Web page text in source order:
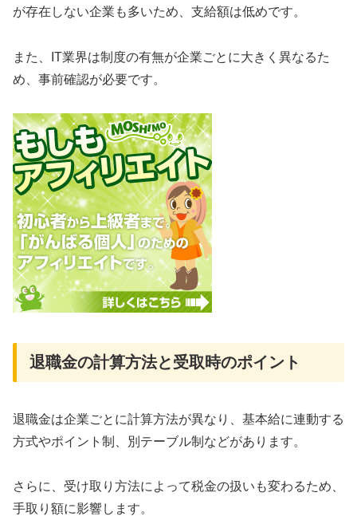
が存在しない企業も多いため、支給額は低めです。
また、IT業界は制度の有無が企業ごとに大きく異なるた
め、事前確認が必要です。
退職金の計算方法と受取時のポイント
退職金は企業ごとに計算方法が異なり、基本給に連動する
方式やポイント制、別テーブル制などがあります。
さらに、受け取り方法によって税金の扱いも変わるため、
手取り額に影響します。